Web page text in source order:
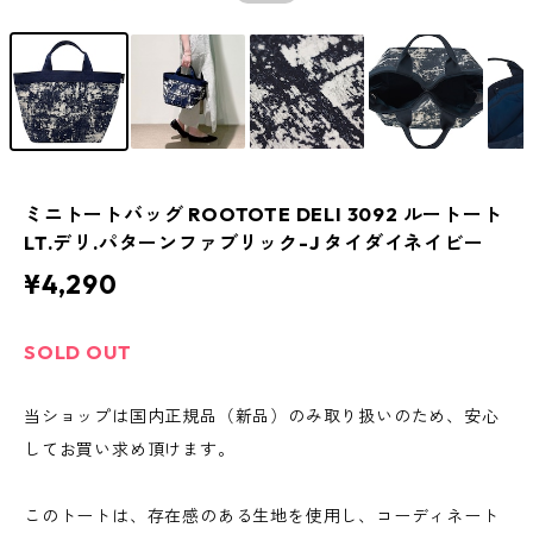
ミニトートバッグ ROOTOTE DELI 3092 ルートート
LT.デリ.パターンファブリック-J タイダイネイビー
¥4,290
SOLD OUT
当ショップは国内正規品（新品）のみ取り扱いのため、安心
してお買い求め頂けます。
このトートは、存在感のある生地を使用し、コーディネート